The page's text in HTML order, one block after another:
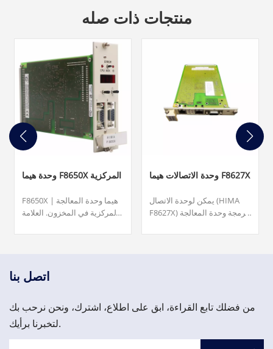
منتجات ذات صله
وحدة هيما F8650X المركزية
F8650X | هيما وحدة المعالجة
المركزية في المخزون. العلامة
هيما. الأبعاد: 20.3 سم × 12.7
وحدة الاتصالات هيما F8627X
يمكن لوحدة الاتصال (HIMA
F8627X) برمجة وحدة المعالجة
عبر Ethernet. F8627X - وحدة
اتصل بنا
من فضلك تابع القراءة، ابق على اطلاع، اشترك، ونحن نرحب بك
لتخبرنا برأيك.